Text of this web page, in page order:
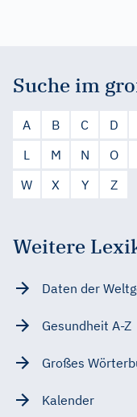
Suche im
A B C D
L
M N O
W
X Y Z
Weitere
Daten der
Gesundheit A-Z
Großes
Kalender